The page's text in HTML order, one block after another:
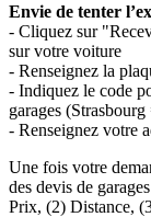
Envie de tenter
- Cliquez sur
sur votre voiture
- Renseignez la
- Indiquez le code
garages
- Renseignez votre
Une fois votre
des devis de
Prix, (2) Distance,